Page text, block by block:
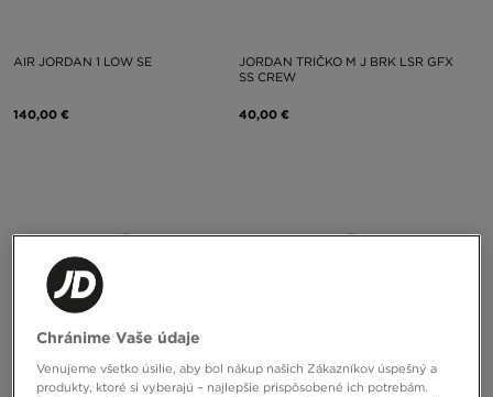
AIR JORDAN 1 LOW SE
140,00 €
JORDAN TRIČKO M J BRK LSR GFX
SS CREW
40,00 €
Chránime Vaše údaje
Venujeme všetko úsilie, aby bol nákup našich Zákazníkov úspešný a
produkty, ktoré si vyberajú – najlepšie prispôsobené ich potrebám.